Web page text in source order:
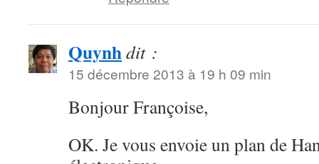
Quynhdit :
15 décembre 2013 à 19 h 09 min
Bonjour Françoise,
OK. Je vous envoie un plan de